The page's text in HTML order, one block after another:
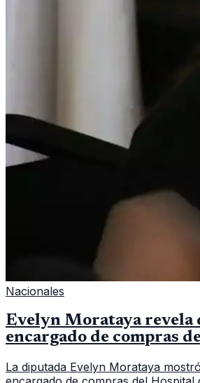
Nacionales
Evelyn Morataya revela
encargado de compras
La diputada Evelyn Morataya